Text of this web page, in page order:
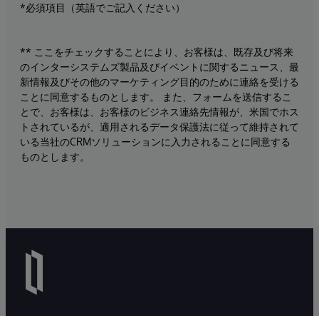
*必須項目（英語でご記入ください）
** ここをチェックすることにより、お客様は、既存及び将来
のインターシステムズ製品及びイベントに関するニュース、最
新情報及びその他のマーケティング目的のために連絡を受ける
ことに同意するものとします。 また、フォームを送信するこ
とで、お客様は、お客様のビジネス連絡先情報が、米国でホス
トされているが、適用されるデータ保護法に従って維持されて
いる当社のCRMソリューションに入力されることに同意する
ものとします。